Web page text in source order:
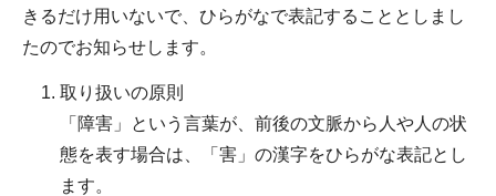
きるだけ用いないで、ひらがなで表記することとしまし
たのでお知らせします。
取り扱いの原則
「障害」という言葉が、前後の文脈から人や人の状
態を表す場合は、「害」の漢字をひらがな表記とし
ます。